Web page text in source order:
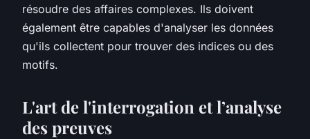
résoudre des affaires complexes. Ils doivent
également être capables d'analyser les données
qu'ils collectent pour trouver des indices ou des
motifs.
L'art de l'interrogation et l’analyse
des preuves